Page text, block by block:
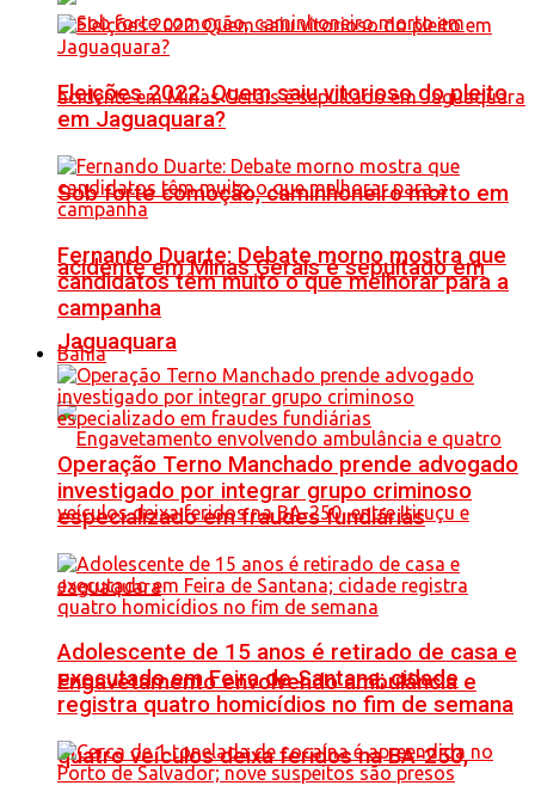
Sob forte comoção, caminhoneiro morto em
acidente em Minas Gerais é sepultado em
Jaguaquara
Engavetamento envolvendo ambulância e
quatro veículos deixa feridos na BA-250,
Eleições 2022: Quem saiu vitorioso do pleito
em Jaguaquara?
Fernando Duarte: Debate morno mostra que
candidatos têm muito o que melhorar para a
campanha
Bahia
Operação Terno Manchado prende advogado
investigado por integrar grupo criminoso
especializado em fraudes fundiárias
Adolescente de 15 anos é retirado de casa e
executado em Feira de Santana; cidade
registra quatro homicídios no fim de semana